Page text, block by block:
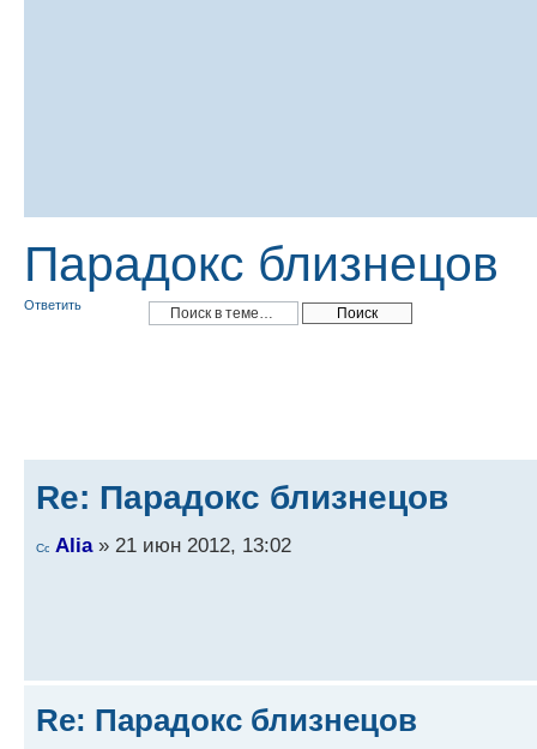
Парадокс близнецов
Ответить
Re: Парадокс близнецов
Alia» 21 июн 2012, 13:02
Re: Парадокс близнецов